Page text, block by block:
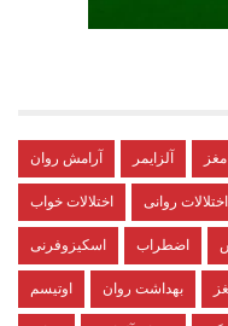
آرامش روان آلزایمر مغز
اختلالات خواب اختلالات روانی
اسکیزوفرنی اضطراب
اوتیسم بهداشت روان